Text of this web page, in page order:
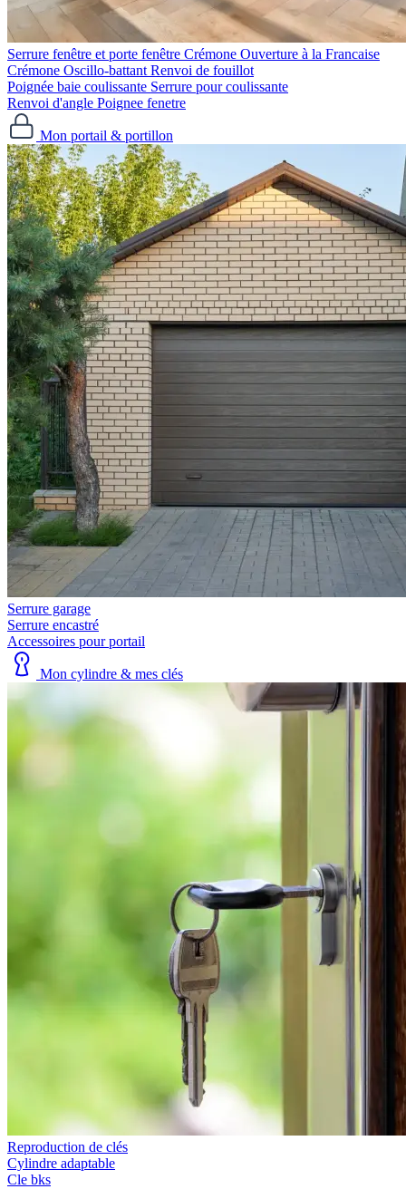
Serrure fenêtre et porte fenêtre Crémone Ouverture à la Francaise
Crémone Oscillo-battant Renvoi de fouillot
Poignée baie coulissante Serrure pour coulissante
Renvoi d'angle Poignee fenetre
Mon portail & portillon
Serrure garage
Serrure encastré
Accessoires pour portail
Mon cylindre & mes clés
Reproduction de clés
Cylindre adaptable
Cle bks